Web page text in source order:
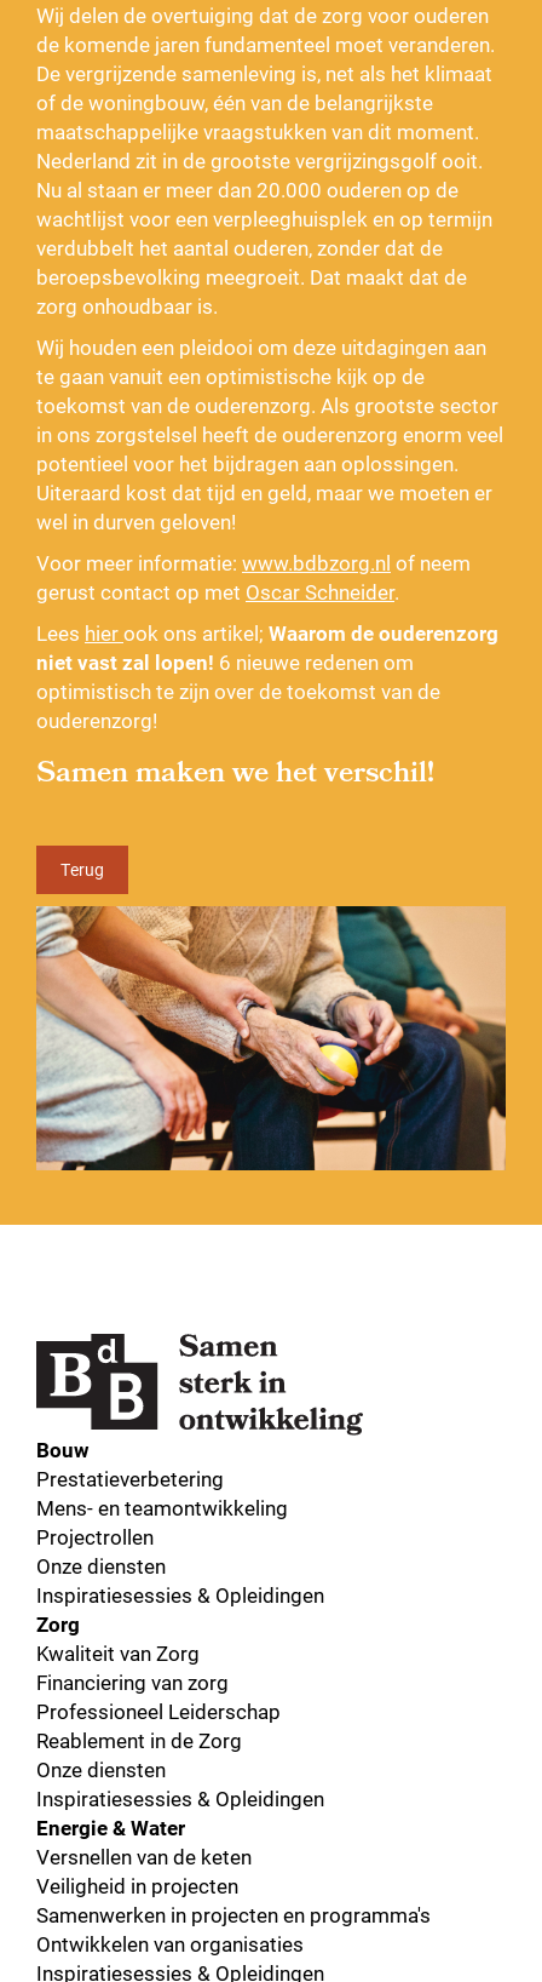
Wij delen de overtuiging dat de zorg voor ouderen
de komende jaren fundamenteel moet veranderen.
De vergrijzende samenleving is, net als het klimaat
of de woningbouw, één van de belangrijkste
maatschappelijke vraagstukken van dit moment.
Nederland zit in de grootste vergrijzingsgolf ooit.
Nu al staan er meer dan 20.000 ouderen op de
wachtlijst voor een verpleeghuisplek en op termijn
verdubbelt het aantal ouderen, zonder dat de
beroepsbevolking meegroeit. Dat maakt dat de
zorg onhoudbaar is.
Wij houden een pleidooi om deze uitdagingen aan
te gaan vanuit een optimistische kijk op de
toekomst van de ouderenzorg. Als grootste sector
in ons zorgstelsel heeft de ouderenzorg enorm veel
potentieel voor het bijdragen aan oplossingen.
Uiteraard kost dat tijd en geld, maar we moeten er
wel in durven geloven!
Voor meer informatie: www.bdbzorg.nl of neem
gerust contact op met Oscar Schneider.
Lees hierook ons artikel; Waarom de ouderenzorg
niet vast zal lopen! 6 nieuwe redenen om
optimistisch te zijn over de toekomst van de
ouderenzorg!
Samen maken we het verschil!
Terug
Bouw
Prestatieverbetering
Mens- en teamontwikkeling
Projectrollen
Onze diensten
Inspiratiesessies & Opleidingen
Zorg
Kwaliteit van Zorg
Financiering van zorg
Professioneel Leiderschap
Reablement in de Zorg
Onze diensten
Inspiratiesessies & Opleidingen
Energie & Water
Versnellen van de keten
Veiligheid in projecten
Samenwerken in projecten en programma's
Ontwikkelen van organisaties
Inspiratiesessies & Opleidingen